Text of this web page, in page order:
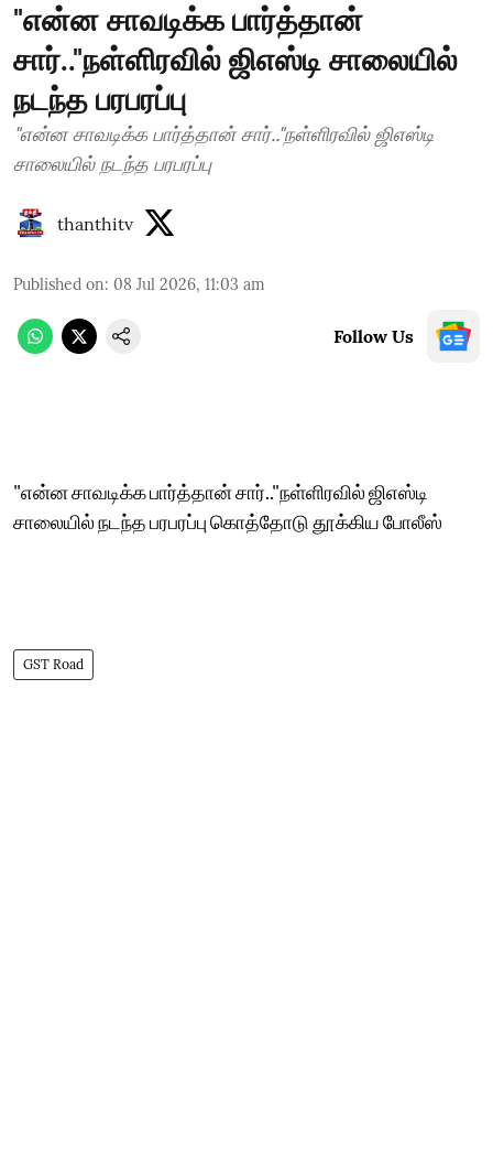
"என்ன சாவடிக்க பார்த்தான்
சார்.."நள்ளிரவில் ஜிஎஸ்டி சாலையில்
நடந்த பரபரப்பு
"என்ன சாவடிக்க பார்த்தான் சார்.."நள்ளிரவில் ஜிஎஸ்டி
சாலையில் நடந்த பரபரப்பு
thanthitv
Published on: 08 Jul 2026, 11:03 am
Follow Us
"என்ன சாவடிக்க பார்த்தான் சார்.."நள்ளிரவில் ஜிஎஸ்டி
சாலையில் நடந்த பரபரப்பு கொத்தோடு தூக்கிய போலீஸ்
GST Road